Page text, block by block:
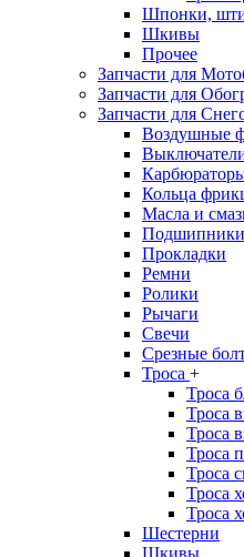
Шпонки,
Шкивы
Прочее
Запчасти для
Запчасти для
Запчасти для
Воздушные
Кольца
Масла и
Прокладки
Ремни
Ролики
Рычаги
Свечи
Срезные
Троса +
Троса
Троса
Троса
Троса
Троса
Троса
Троса
Шестерни
Шкивы